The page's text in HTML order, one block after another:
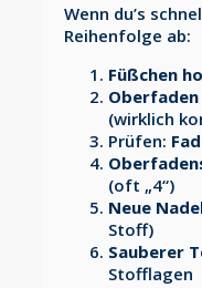
Wenn du’s
Reihenfolge ab:
Füßchen
(wirklich
Prüfen:
(oft „4“)
Neue
Stoff)
Sauberer
Stofflagen